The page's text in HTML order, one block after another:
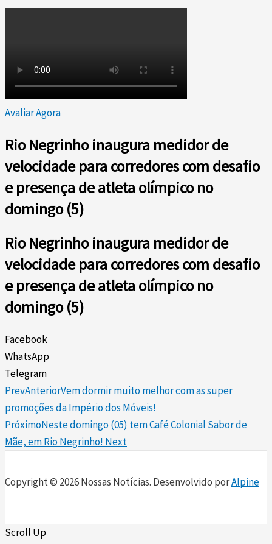
Avaliar Agora
Rio Negrinho inaugura medidor de
velocidade para corredores com desafio
e presença de atleta olímpico no
domingo (5)
Rio Negrinho inaugura medidor de
velocidade para corredores com desafio
e presença de atleta olímpico no
domingo (5)
Facebook
WhatsApp
Telegram
PrevAnteriorVem dormir muito melhor com as super
promoções da Império dos Móveis!
PróximoNeste domingo (05) tem Café Colonial Sabor de
Mãe, em Rio Negrinho! Next
Copyright © 2026 Nossas Notícias. Desenvolvido porAlpine
Scroll Up